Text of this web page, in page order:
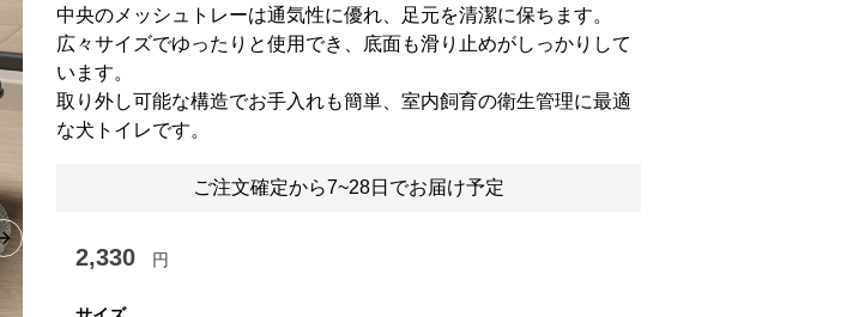
Next slide
中央のメッシュトレーは通気性に優れ、足元を清潔に保ちます。
広々サイズでゆったりと使用でき、底面も滑り止めがしっかりして
います。
取り外し可能な構造でお手入れも簡単、室内飼育の衛生管理に最適
な犬トイレです。
ご注文確定から7~28日でお届け予定
2,330 円